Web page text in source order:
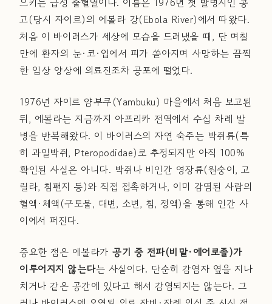
고(당시 자이르)의 에볼라 강(Ebola River)에서 따왔다.
처음 이 바이러스가 세상에 모습을 드러냈을 때, 단 며칠
만에 환자의 눈·코·입에서 피가 쏟아지며 사망하는 끔찍
한 임상 양상에 의료진조차 공포에 떨었다.
1976년 자이르 얌부쿠(Yambuku) 마을에서 처음 보고된
뒤, 에볼라는 지금까지 아프리카 전역에서 수십 차례 발
병을 반복해왔다. 이 바이러스의 자연 숙주는 박쥐류(특
히 과일박쥐, Pteropodidae)로 추정되지만 아직 100%
확인된 사실은 아니다. 박쥐나 비인간 영장류(원숭이, 고
릴라, 침팬지 등)와 직접 접촉하거나, 이미 감염된 사람의
혈액·체액(구토물, 대변, 소변, 침, 정액)을 통해 인간 사
이에서 퍼진다.
중요한 점은 에볼라가 공기 중 전파(비말·에어로졸)가
이루어지지 않는다는 사실이다. 단순히 감염자 옆을 지나
치거나 같은 공간에 있다고 해서 감염되지는 않는다. 그